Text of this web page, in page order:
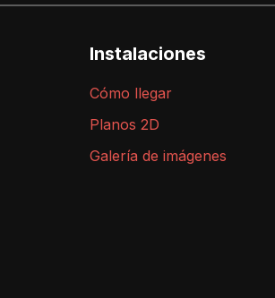
Instalaciones
Cómo llegar
Planos 2D
Galería de imágenes